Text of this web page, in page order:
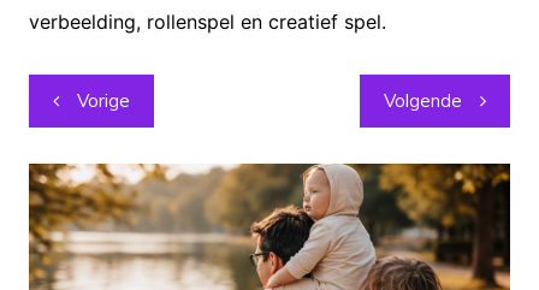
verbeelding, rollenspel en creatief spel.
Berichtnavigatie
Vorige Volgende